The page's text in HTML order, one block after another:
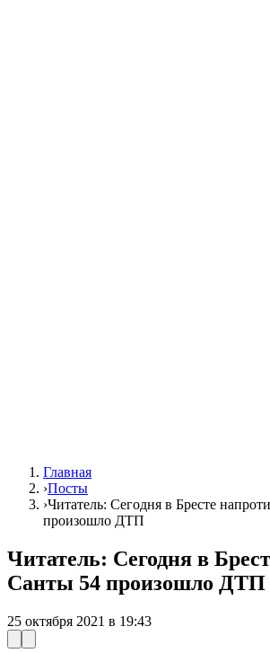
Главная
›Посты
›Читатель: Сегодня в Бресте
произошло ДТП
Читатель: Сегодня в
Санты 54 произошло ДТП
25 октября 2021 в 19:43